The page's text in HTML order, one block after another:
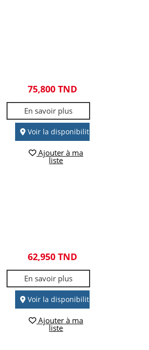
75,800 TND
En savoir plus
Voir la disponibilité
Ajouter à ma
liste
62,950 TND
En savoir plus
Voir la disponibilité
Ajouter à ma
liste